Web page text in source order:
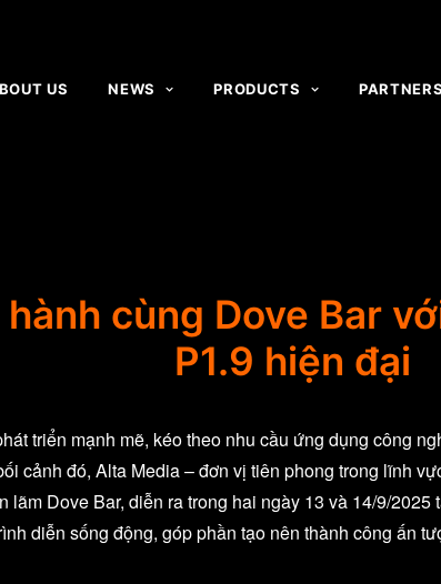
US NEWS PRODUCTS PARTNERS
cùng Dove Bar
P1.9 hiện đại
triển mạnh mẽ, kéo theo nhu cầu ứng dụng công
cảnh đó, Alta Media – đơn vị tiên phong trong lĩnh
lãm Dove Bar, diễn ra trong hai ngày 13 và 14/9/
diễn sống động, góp phần tạo nên thành công ấn